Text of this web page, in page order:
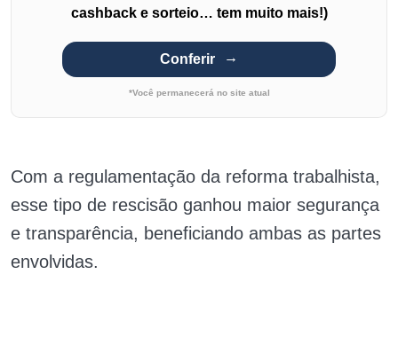
cashback e sorteio… tem muito mais!)
Conferir
*Você permanecerá no site atual
Com a regulamentação da reforma trabalhista,
esse tipo de rescisão ganhou maior segurança
e transparência, beneficiando ambas as partes
envolvidas.